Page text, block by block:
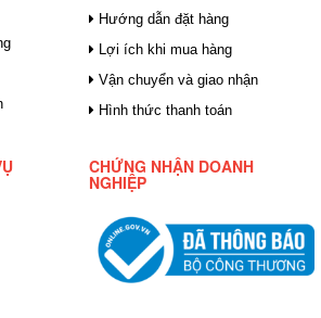
Hướng dẫn đặt hàng
Lợi ích khi mua hàng
Vận chuyển và giao nhận
Hình thức thanh toán
CHỨNG NHẬN DOANH
NGHIỆP